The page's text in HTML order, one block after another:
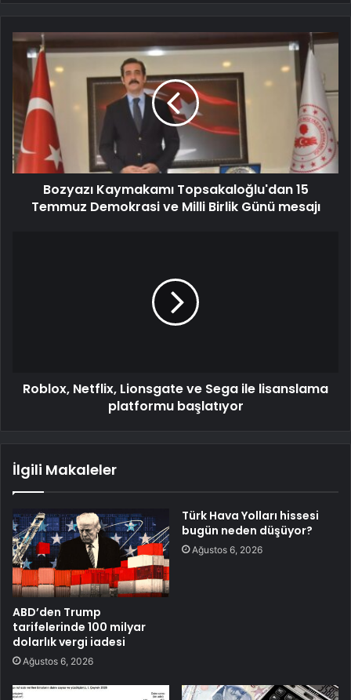
Bozyazı Kaymakamı Topsakaloğlu'dan 15
Temmuz Demokrasi ve Milli Birlik Günü mesajı
Roblox, Netflix, Lionsgate ve Sega ile lisanslama
platformu başlatıyor
İlgili Makaleler
ABD’den Trump
tarifelerinde 100 milyar
dolarlık vergi iadesi
Ağustos 6, 2026
Türk Hava Yolları hissesi
bugün neden düşüyor?
Ağustos 6, 2026